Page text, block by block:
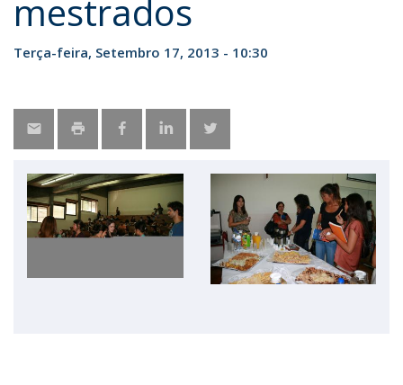
mestrados
Terça-feira, Setembro 17, 2013 - 10:30